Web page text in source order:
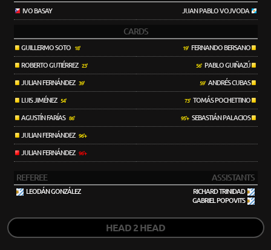
IVO BASAY JUAN PABLO VOJVODA
CARDS
GUILLERMO SOTO 18'
ROBERTO GUTIÉRREZ 23'
JULIAN FERNÁNDEZ 39'
LUIS JIMÉNEZ 54'
AGUSTÍN FARÍAS 86'
JULIAN FERNÁNDEZ 96'+
JULIAN FERNÁNDEZ 96'+
19'FERNANDO BERSANO
56'PABLO GUIÑAZÚ
59'ANDRÉS CUBAS
73'TOMÁS POCHETTINO
95'+SEBASTIÁN PALACIOS
REFEREE ASSISTANTS
LEODÁN GONZÁLEZ
RICHARD TRINIDAD
GABRIEL POPOVITS
HEAD 2 HEAD